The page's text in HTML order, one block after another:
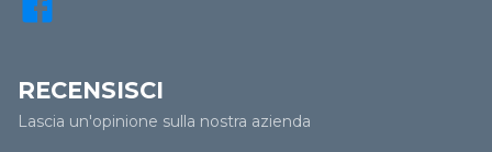
RECENSISCI
Lascia un'opinione sulla nostra azienda